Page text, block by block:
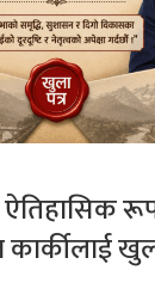
कार्कीलाई